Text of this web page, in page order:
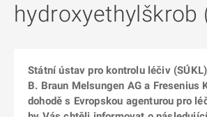
hydroxyethylškrob
Státní ústav pro kontrolu léčiv
B. Braun Melsungen AG a Fresenius
dohodě s Evropskou agenturou pro